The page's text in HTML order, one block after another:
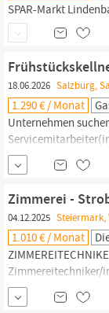
SPAR-Markt
18.06.2026 Salzburg,
1.290 € / Monat
Unternehmen
unsere Gäste mit
verwöhnen.
dynamischen...
Zimmerei -
04.12.2025 Steiermark,
1.010 € / Monat
Zimmereitechniker/
Nagel mitten im
Teamwork und